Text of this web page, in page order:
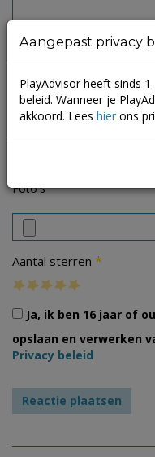
Foto's
Aantal sterren *
Ja, ik ben 16 jaar of
opslaan en verwerken
Privacy beleid
Aangepast privacy
PlayAdvisor heeft sinds
beleid. Wanneer je
akkoord. Lees hier ons